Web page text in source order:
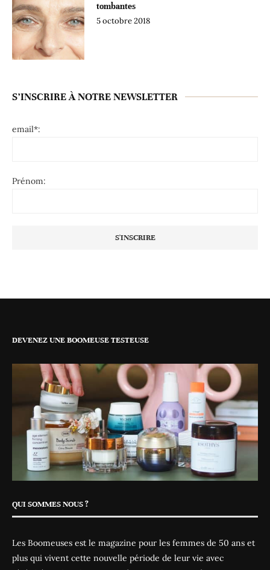
tombantes
5 octobre 2018
S’INSCRIRE À NOTRE NEWSLETTER
email*:
Prénom:
DEVENEZ UNE BOOMEUSE TESTEUSE
QUI SOMMES NOUS ?
Les Boomeuses est le magazine pour les femmes de 50 ans et
plus qui vivent cette nouvelle période de leur vie avec